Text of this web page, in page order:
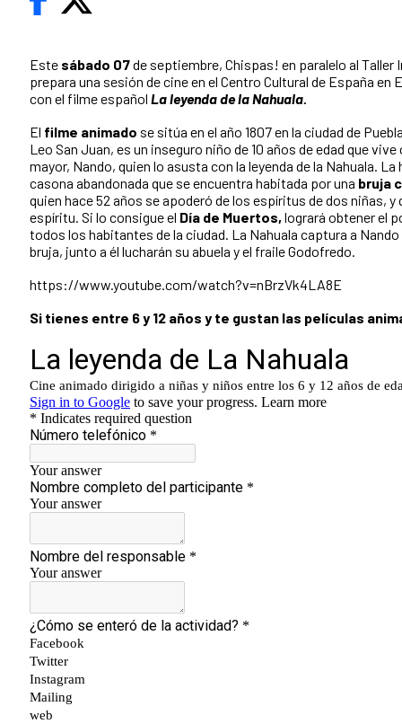
Este sábado 07de septiembre, Chispas! en paralelo al Taller
prepara una sesión de cine en el Centro Cultural de España en
con el filme español La leyenda de la Nahuala.
El filme animado se sitúa en el año 1807 en la ciudad de
Leo San Juan, es un inseguro niño de 10 años de edad que
mayor, Nando, quien lo asusta con la leyenda de la Nahuala.
casona abandonada que se encuentra habitada por una bruja
quien hace 52 años se apoderó de los espíritus de dos niñas, y
espíritu. Si lo consigue el Día de Muertos, logrará obtener el
todos los habitantes de la ciudad. La Nahuala captura a
bruja, junto a él lucharán su abuela y el fraile Godofredo.
https://www.youtube.com/watch?v=nBrzVk4LA8E
Si tienes entre 6 y 12 años y te gustan las películas